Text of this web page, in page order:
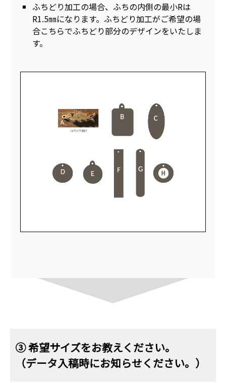
ふちどり加工の場合、ふちの内側の最小Rは
R1.5㎜になります。ふちどり加工がご希望の場
合こちらでふちどり部分のデザインをいたしま
す。
③ 希望サイズをお教えください。
（データ入稿時にお知らせください。）